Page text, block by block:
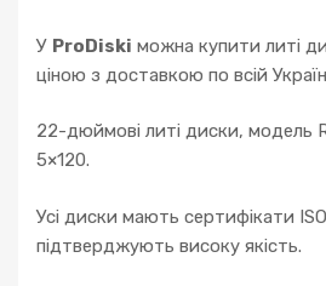
Land
Rover
У ProDiski можна купити литі
ціною з доставкою по всій
22-дюймові литі диски, модель
5×120.
Усі диски мають сертифікати
підтверджують високу якість.